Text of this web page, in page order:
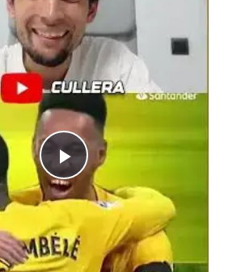
Play
Video